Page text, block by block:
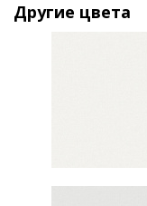
Другие цвета